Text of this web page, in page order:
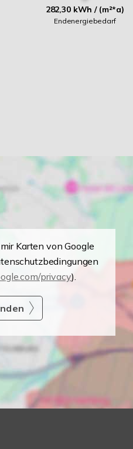
282,30 kWh / (m²*a)
Endenergiebedarf
Karten von Google
privacy).